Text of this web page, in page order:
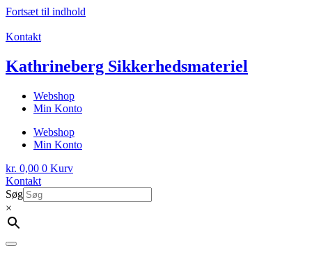
Fortsæt til indhold
Kontakt
Kathrineberg Sikkerhedsmateriel
Webshop
Min Konto
Webshop
Min Konto
kr. 0,00 0 Kurv
Kontakt
Søg
×